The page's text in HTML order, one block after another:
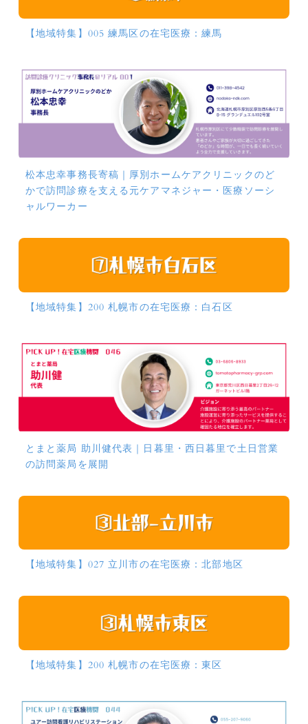
【地域特集】005 練馬区の在宅医療：練馬
松本忠幸事務長寄稿｜厚別ホームケアクリニックのど
かで訪問診療を支える元ケアマネジャー・医療ソーシ
ャルワーカー
【地域特集】200 札幌市の在宅医療：白石区
とまと薬局 助川健代表｜日暮里・西日暮里で土日営業
の訪問薬局を展開
【地域特集】027 立川市の在宅医療：北部地区
【地域特集】200 札幌市の在宅医療：東区